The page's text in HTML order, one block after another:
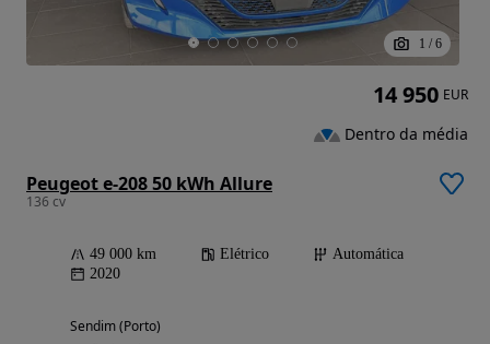
1 / 6
Peugeot e-208 50 kWh Allure
136 cv
49 000 km Elétrico
Automática
2020
Sendim (Porto)
14 950 EUR
Dentro da média